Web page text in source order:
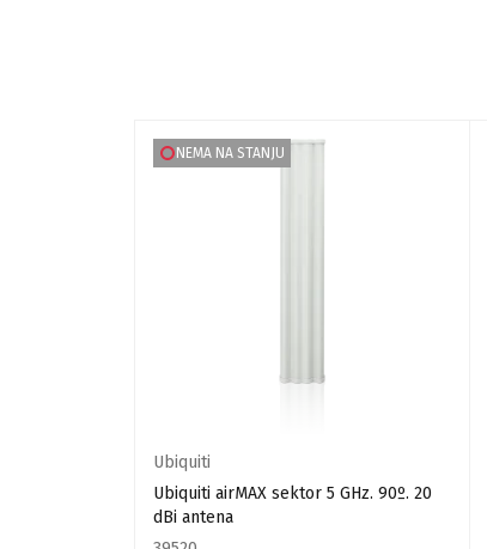
NEMA NA STANJU
Ubiquiti
Ubiquiti airMAX sektor 5 GHz. 90º. 20
dBi antena